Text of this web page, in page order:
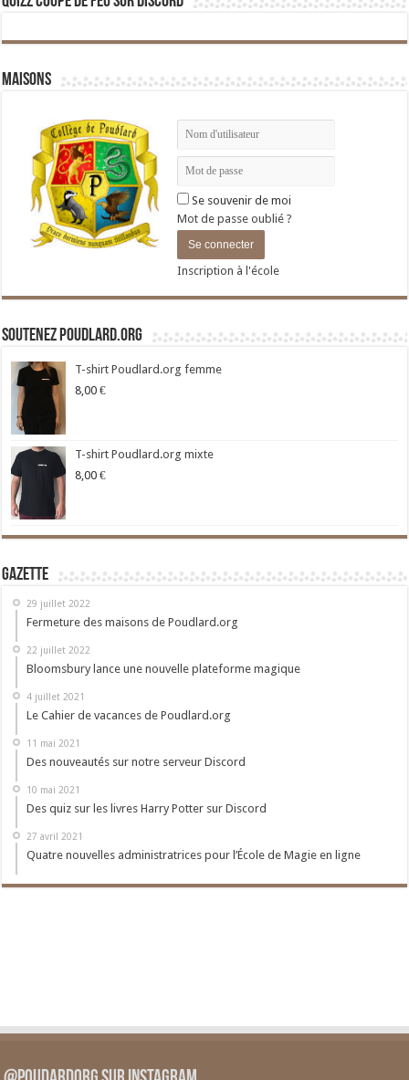
Maisons
Se souvenir de moi
Mot de passe oublié ?
Inscription à l'école
Soutenez Poudlard.org
T-shirt Poudlard.org femme
8,00 €
T-shirt Poudlard.org mixte
8,00 €
Gazette
29 juillet 2022
Fermeture des maisons de Poudlard.org
22 juillet 2022
Bloomsbury lance une nouvelle plateforme magique
4 juillet 2021
Le Cahier de vacances de Poudlard.org
11 mai 2021
Des nouveautés sur notre serveur Discord
10 mai 2021
Des quiz sur les livres Harry Potter sur Discord
27 avril 2021
Quatre nouvelles administratrices pour l’École de Magie en ligne